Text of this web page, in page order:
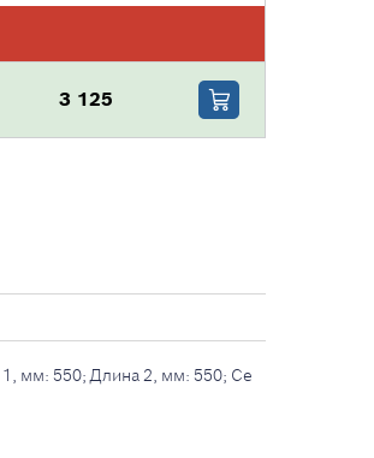
3 125
1, мм: 550; Длина 2, мм: 550; Се